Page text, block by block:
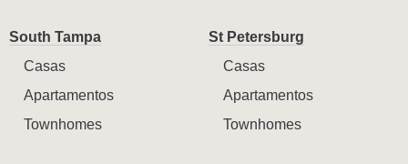
South Tampa
Casas
Apartamentos
Townhomes
St Petersburg
Casas
Apartamentos
Townhomes